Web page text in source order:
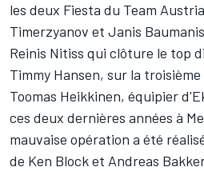
les deux Fiesta du Team
Timerzyanov et Janis
Reinis Nitiss qui clôture le top
Timmy Hansen, sur la
Toomas Heikkinen, équipier
ces deux dernières années à
mauvaise opération a été
de Ken Block et Andreas